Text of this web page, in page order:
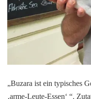
„Buzara ist ein typisches
‚arme-Leute-Essen‘ “.